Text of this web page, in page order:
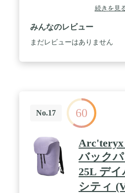
できます。 / 収納に便利： 本
は小物用ポケットがあり、楽
きます。 サイドポケットが
バーを簡単に掴み取ることが
感のカスタマイズ可能： パッ
続きを見
みんなのレビュー
まだレビューはありません
No.17 60
Arc'teryx
バック
25L デ
シティ